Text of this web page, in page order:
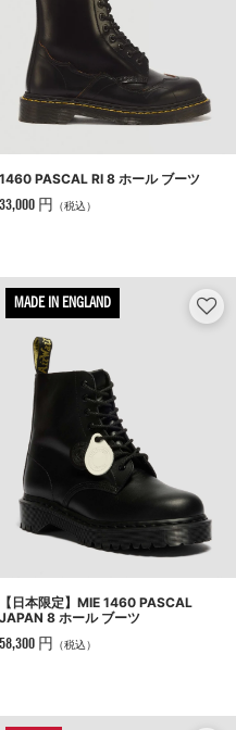
1460 PASCAL RI 8 ホール ブーツ
33,000 円 （税込）
MADE IN ENGLAND
【日本限定】MIE 1460 PASCAL
JAPAN 8 ホール ブーツ
58,300 円 （税込）